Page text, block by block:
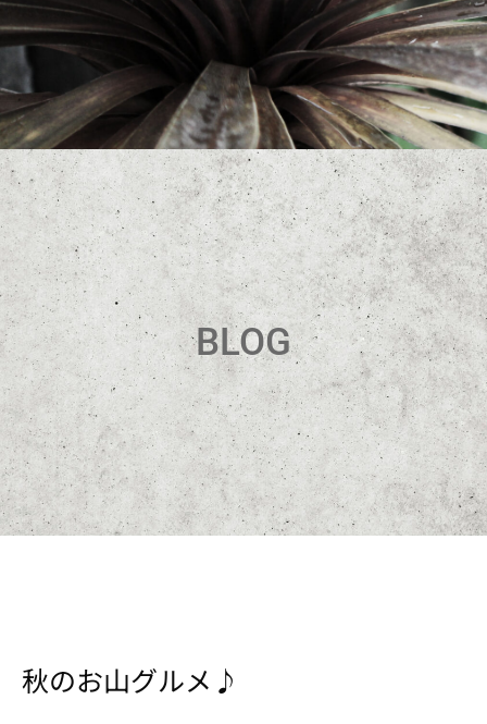
BLOG
秋のお山グルメ♪